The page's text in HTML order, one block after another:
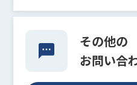
その他の
お問い合